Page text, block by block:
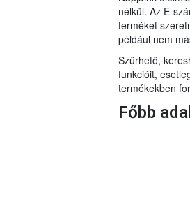
nélkül. Az E-
terméket
például nem
Szűrhető,
funkcióit,
termékekben
Főbb